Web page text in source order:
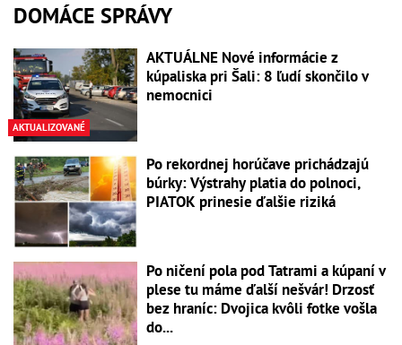
DOMÁCE SPRÁVY
AKTUALIZOVANÉ
AKTUÁLNE Nové informácie z
kúpaliska pri Šali: 8 ľudí skončilo v
nemocnici
Po rekordnej horúčave prichádzajú
búrky: Výstrahy platia do polnoci,
PIATOK prinesie ďalšie riziká
Po ničení pola pod Tatrami a kúpaní v
plese tu máme ďalší nešvár! Drzosť
bez hraníc: Dvojica kvôli fotke vošla
do...